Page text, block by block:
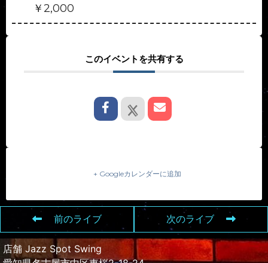
￥2,000
このイベントを共有する
+ Googleカレンダーに追加
前のライブ 次のライブ
店舗 Jazz Spot Swing